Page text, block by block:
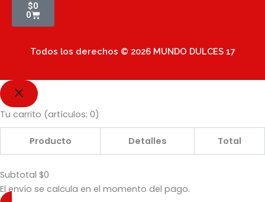
$0
0
Todos los derechos © 2026 MUNDO DULCES 17
Tu carrito (artículos: 0)
Producto Detalles Total
Subtotal $0
El envío se calcula en el momento del pago.